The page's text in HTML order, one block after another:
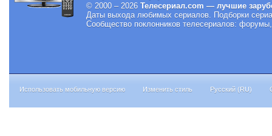
© 2000 – 2026 Телесериал.com — лучшие
Даты выхода любимых сериалов.
Подборки
Сообщество поклонников телесериалов:
Использовать мобильную версию Изменить стиль Русский (RU)